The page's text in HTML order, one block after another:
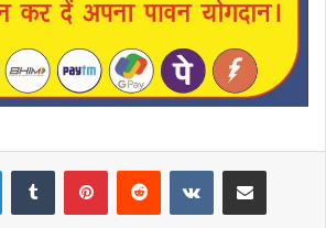
LinkedInTumblr PinterestReddit VKontakteShare via Email